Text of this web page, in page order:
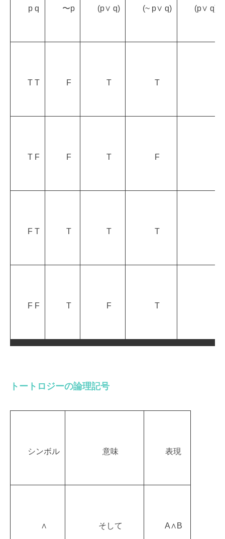
p q 〜p (p∨ q) (~ p∨ q) (p∨ q)∨
T T F T T
T F F T F
F T T T T
F F T F T
トートロジーの論理記号
シンボル 意味 表現
∧ そして A∧B